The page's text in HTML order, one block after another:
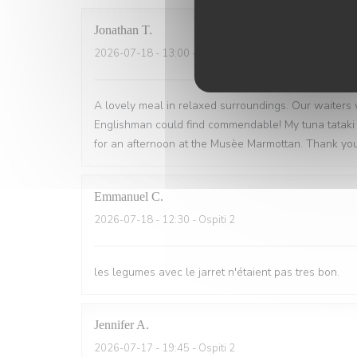
Jonathan T
2026-07-18 - 13:00 - Ospiti 2
A lovely meal in relaxed surroundings. Our
Englishman could find commendable! My tuna
for an afternoon at the Musèe Marmottan. Thank
Emmanuel C
2026-07-18 - 12:30 - Ospiti 2
les legumes avec le jarret n'étaient pas tres bon.
Jennifer A
2026-07-17 - 19:45 - Ospiti 2